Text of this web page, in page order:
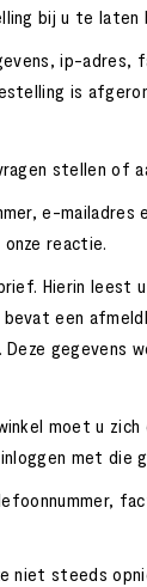
bij u te
ip-
is
stellen of
e-
reactie.
Hierin
een
moet u
met die
niet steeds